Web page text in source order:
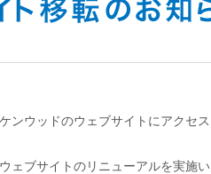
ンウッドのウェブサイトにアクセ
ェブサイトのリニューアルを実施